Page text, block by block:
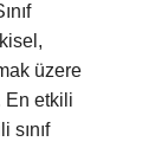
üzere
En etkili
sınıf